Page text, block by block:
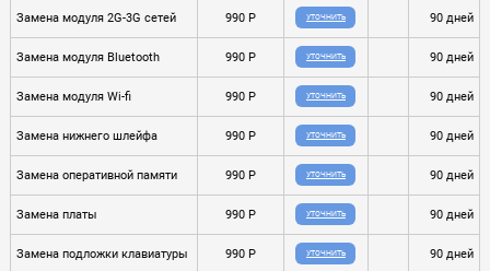
Замена модуля 2G-3G сетей 990 P УТОЧНИТЬ 90 дней
Замена модуля Bluetooth 990 P УТОЧНИТЬ 90 дней
Замена модуля Wi-fi 990 P УТОЧНИТЬ 90 дней
Замена нижнего шлейфа 990 P УТОЧНИТЬ 90 дней
Замена оперативной памяти 990 P УТОЧНИТЬ 90 дней
Замена платы 990 P УТОЧНИТЬ 90 дней
Замена подложки клавиатуры 990 P УТОЧНИТЬ 90 дней